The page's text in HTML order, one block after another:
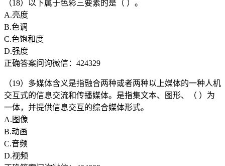
（18）以下属于色彩三要素的是（ ）。
A.亮度
B.色调
C.色饱和度
D.强度
正确答案问询微信：424329
（19）多媒体含义是指融合两种或者两种以上媒体的一种人机
交互式的信息交流和传播媒体。是指集文本、图形、（ ）为
一体，并提供信息交互的综合媒体形式。
A.图像
B.动画
C.音频
D.视频